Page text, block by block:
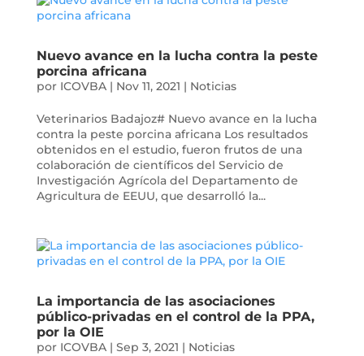
Nuevo avance en la lucha contra la peste
porcina africana
por ICOVBA| Nov 11, 2021 | Noticias
Veterinarios Badajoz# Nuevo avance en la lucha
contra la peste porcina africana Los resultados
obtenidos en el estudio, fueron frutos de una
colaboración de científicos del Servicio de
Investigación Agrícola del Departamento de
Agricultura de EEUU, que desarrolló la...
La importancia de las asociaciones
público-privadas en el control de la PPA,
por la OIE
por ICOVBA| Sep 3, 2021 | Noticias